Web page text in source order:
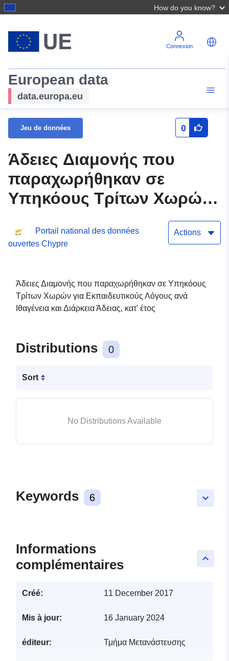
How do you know?
Connexion
European data
data.europa.eu
Jeu de données 0
Άδειες Διαμονής που
παραχωρήθηκαν σε
Υπηκόους Τρίτων Χωρών
Λόγους ανά Ιθαγένεια και
Portail national des données
ouvertes Chypre
Actions
Άδειες Διαμονής που παραχωρήθηκαν σε Υπηκόους
Τρίτων Χωρών για Εκπαιδευτικούς Λόγους ανά
Ιθαγένεια και Διάρκεια Άδειας, κατ' έτος
Distributions 0
Sort
No Distributions Available
keyboard_arrow_down
Keywords 6
keyboard_arrow_up
Informations
complémentaires
Créé: 11 December 2017
Mis à jour: 16 January 2024
éditeur: Τμήμα Μετανάστευσης